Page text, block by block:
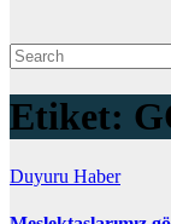
Etiket:
Duyuru Haber